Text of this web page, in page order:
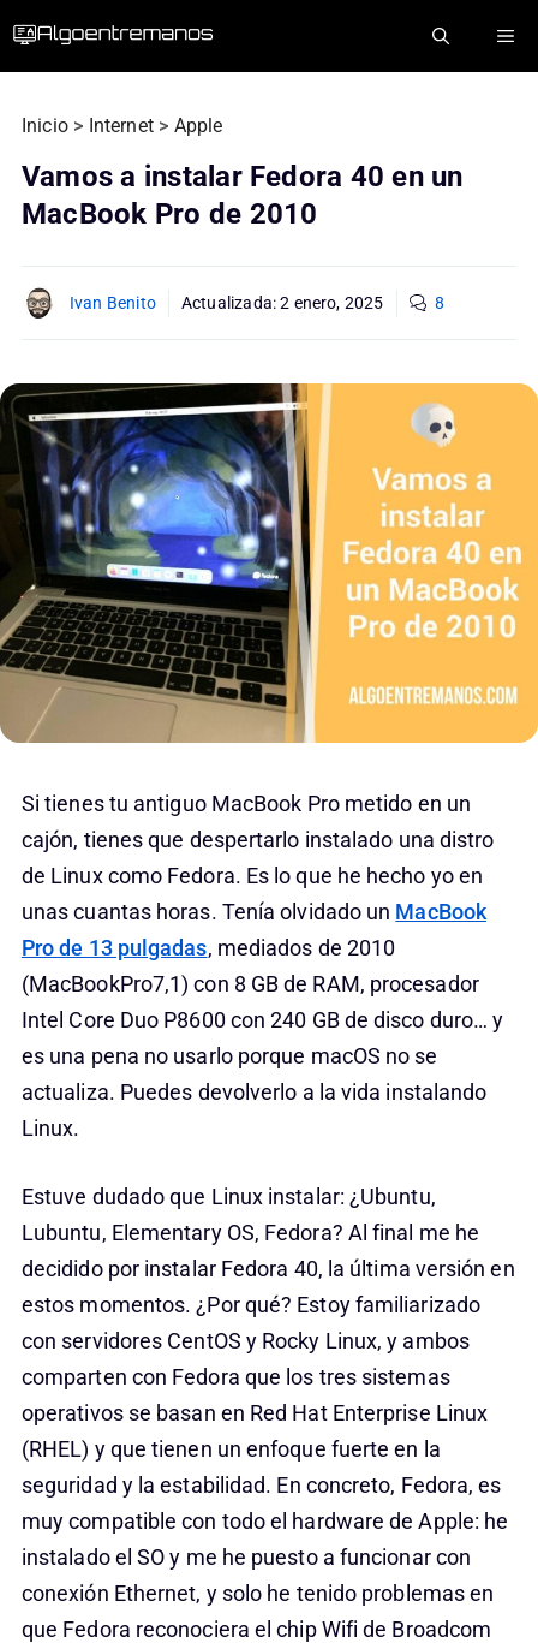
Inicio > Internet > Apple
Vamos a instalar Fedora 40 en un
MacBook Pro de 2010
Ivan Benito Actualizada:2 enero, 2025 8
Si tienes tu antiguo MacBook Pro metido en un
cajón, tienes que despertarlo instalado una distro
de Linux como Fedora. Es lo que he hecho yo en
unas cuantas horas. Tenía olvidado un MacBook
Pro de 13 pulgadas, mediados de 2010
(MacBookPro7,1) con 8 GB de RAM, procesador
Intel Core Duo P8600 con 240 GB de disco duro… y
es una pena no usarlo porque macOS no se
actualiza. Puedes devolverlo a la vida instalando
Linux.
Estuve dudado que Linux instalar: ¿Ubuntu,
Lubuntu, Elementary OS, Fedora? Al final me he
decidido por instalar Fedora 40, la última versión en
estos momentos. ¿Por qué? Estoy familiarizado
con servidores CentOS y Rocky Linux, y ambos
comparten con Fedora que los tres sistemas
operativos se basan en Red Hat Enterprise Linux
(RHEL) y que tienen un enfoque fuerte en la
seguridad y la estabilidad. En concreto, Fedora, es
muy compatible con todo el hardware de Apple: he
instalado el SO y me he puesto a funcionar con
conexión Ethernet, y solo he tenido problemas en
que Fedora reconociera el chip Wifi de Broadcom